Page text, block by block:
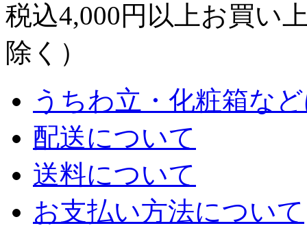
税込4,000円以上お買い
除く）
うちわ立・化粧箱な
配送について
送料について
お支払い方法について